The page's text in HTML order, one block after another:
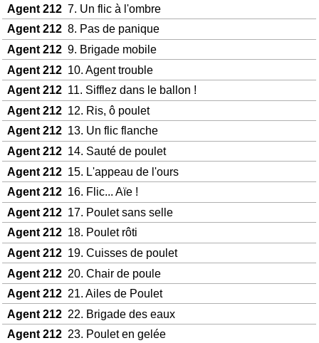
Agent 212 7. Un flic à l'ombre
Agent 2128. Pas de panique
Agent 2129. Brigade mobile
Agent 212 10. Agent trouble
Agent 21211. Sifflez dans le ballon !
Agent 212 12. Ris, ô poulet
Agent 21213. Un flic flanche
Agent 21214. Sauté de poulet
Agent 212 15. L'appeau de l'ours
Agent 21216. Flic... Aïe !
Agent 212 17. Poulet sans selle
Agent 21218. Poulet rôti
Agent 21219. Cuisses de poulet
Agent 212 20. Chair de poule
Agent 21221. Ailes de Poulet
Agent 212 22. Brigade des eaux
Agent 21223. Poulet en gelée